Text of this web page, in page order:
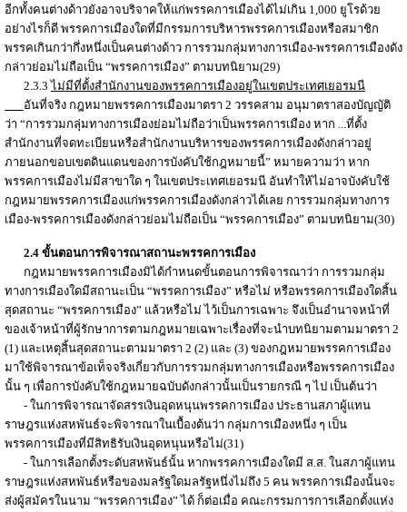
อีกทั้งคนต่างด้าวยังอาจบริจาคให้แก่พรรคการเมืองได้ไม่เกิน 1,000 ยูโรด้วย
อย่างไรก็ดี พรรคการเมืองใดที่มีกรรมการบริหารพรรคการเมืองหรือสมาชิก
พรรคเกินกว่ากึ่งหนึ่งเป็นคนต่างด้าว การรวมกลุ่มทางการเมือง-พรรคการเมืองดัง
กล่าวย่อมไม่ถือเป็น “พรรคการเมือง” ตามบทนิยาม(29)
2.3.3ไม่มีที่ตั้งสำนักงานของพรรคการเมืองอยู่ในเขตประเทศเยอรมนี
อันที่จริง กฎหมายพรรคการเมืองมาตรา 2 วรรคสาม อนุมาตราสองบัญญัติ
ว่า “การรวมกลุ่มทางการเมืองย่อมไม่ถือว่าเป็นพรรคการเมือง หาก ...ที่ตั้ง
สำนักงานที่จดทะเบียนหรือสำนักงานบริหารของพรรคการเมืองดังกล่าวอยู่
ภายนอกขอบเขตดินแดนของการบังคับใช้กฎหมายนี้” หมายความว่า หาก
พรรคการเมืองไม่มีสาขาใด ๆ ในเขตประเทศเยอรมนี อันทำให้ไม่อาจบังคับใช้
กฎหมายพรรคการเมืองแก่พรรคการเมืองดังกล่าวได้เลย การรวมกลุ่มทางการ
เมือง-พรรคการเมืองดังกล่าวย่อมไม่ถือเป็น “พรรคการเมือง” ตามบทนิยาม(30)
2.4 ขั้นตอนการพิจารณาสถานะพรรคการเมือง
กฎหมายพรรคการเมืองมิได้กำหนดขั้นตอนการพิจารณาว่า การรวมกลุ่ม
ทางการเมืองใดมีสถานะเป็น “พรรคการเมือง” หรือไม่ หรือพรรคการเมืองใดสิ้น
สุดสถานะ “พรรคการเมือง” แล้วหรือไม่ ไว้เป็นการเฉพาะ จึงเป็นอำนาจหน้าที่
ของเจ้าหน้าที่ผู้รักษาการตามกฎหมายเฉพาะเรื่องที่จะนำบทนิยามตามมาตรา 2
(1) และเหตุสิ้นสุดสถานะตามมาตรา 2 (2) และ (3) ของกฎหมายพรรคการเมือง
มาใช้พิจารณาข้อเท็จจริงเกี่ยวกับการรวมกลุ่มทางการเมืองหรือพรรคการเมือง
นั้น ๆ เพื่อการบังคับใช้กฎหมายฉบับดังกล่าวนั้นเป็นรายกรณี ๆ ไป เป็นต้นว่า
- ในการพิจารณาจัดสรรเงินอุดหนุนพรรคการเมือง ประธานสภาผู้แทน
ราษฎรแห่งสหพันธ์จะพิจารณาในเบื้องต้นว่า กลุ่มการเมืองหนึ่ง ๆ เป็น
พรรคการเมืองที่มีสิทธิรับเงินอุดหนุนหรือไม่(31)
- ในการเลือกตั้งระดับสหพันธ์นั้น หากพรรคการเมืองใดมี ส.ส. ในสภาผู้แทน
ราษฎรแห่งสหพันธ์หรือของมลรัฐใดมลรัฐหนึ่งไม่ถึง 5 คน พรรคการเมืองนั้นจะ
ส่งผู้สมัครในนาม “พรรคการเมือง” ได้ ก็ต่อเมื่อ คณะกรรมการการเลือกตั้งแห่ง